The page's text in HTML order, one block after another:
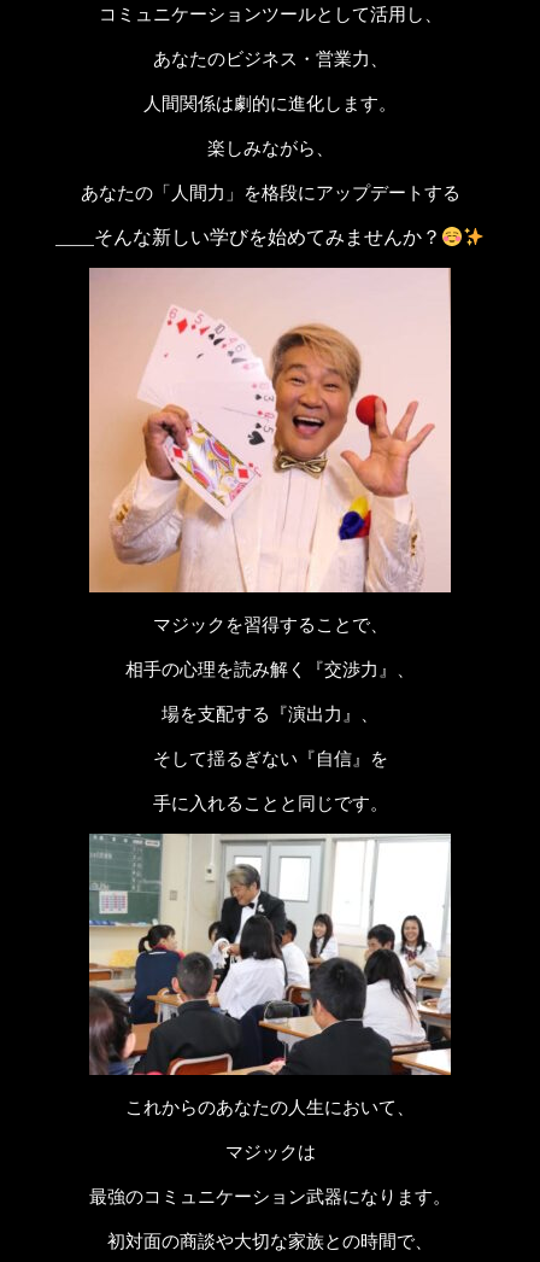
コミュニケーションツールとして活用し、
あなたのビジネス・営業力、
人間関係は劇的に進化します。
楽しみながら、
あなたの「人間力」を格段にアップデートする
____そんな新しい学びを始めてみませんか？
マジックを習得することで、
相手の心理を読み解く『交渉力』、
場を支配する『演出力』、
そして揺るぎない『自信』を
手に入れることと同じです。
これからのあなたの人生において、
マジックは
最強のコミュニケーション武器になります。
初対面の商談や大切な家族との時間で、